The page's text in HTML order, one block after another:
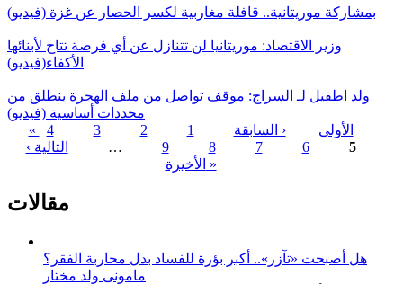
بمشاركة موريتانية.. قافلة مغاربية لكسر الحصار عن غزة (فيديو)
وزير الاقتصاد: موريتانيا لن تتنازل عن أي فرصة تتاح لأبنائها
الأكفاء(فيديو)
ولد اطفيل لـ السراج: موقف تواصل من ملف الهجرة ينطلق من
محددات أساسية (فيديو)
الصفحات
« الأولى ‹ السابقة 1
2
3
4
5
6
7
8
9
…
التالية ›
الأخيرة »
مقالات
هل أصبحت «تآزر».. أكبر بؤرة للفساد بدل محاربة الفقر؟
مامونى ولد مختار